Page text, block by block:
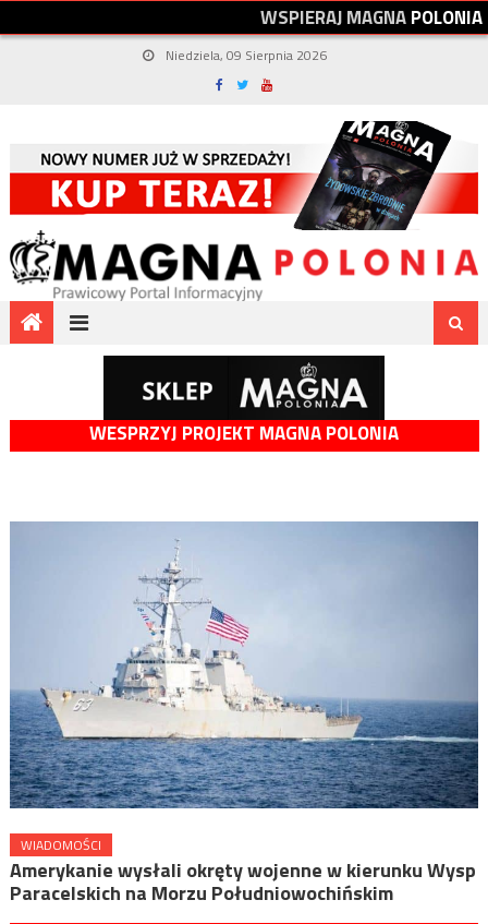
WSPIERAJMAGNAPOLONIA
Niedziela, 09 Sierpnia 2026
WESPRZYJ PROJEKT MAGNA POLONIA
WIADOMOŚCI
Amerykanie wysłali okręty wojenne w kierunku Wysp
Paracelskich na Morzu Południowochińskim